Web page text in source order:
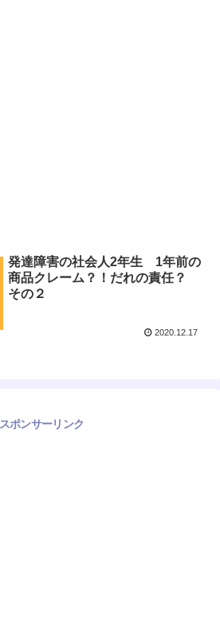
発達障害の社会人2年生 1年前の
商品クレーム？！だれの責任？
その２
2020.12.17
スポンサーリンク